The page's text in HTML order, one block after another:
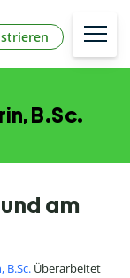
B.Sc.
am
B.Sc. Überarbeitet